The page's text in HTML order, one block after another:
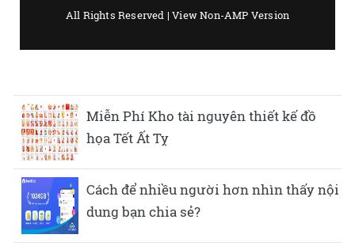
Miễn Phí Kho tài nguyên thiết kế đồ
họa Tết Ất Tỵ
Cách để nhiều người hơn nhìn thấy nội
dung bạn chia sẻ?